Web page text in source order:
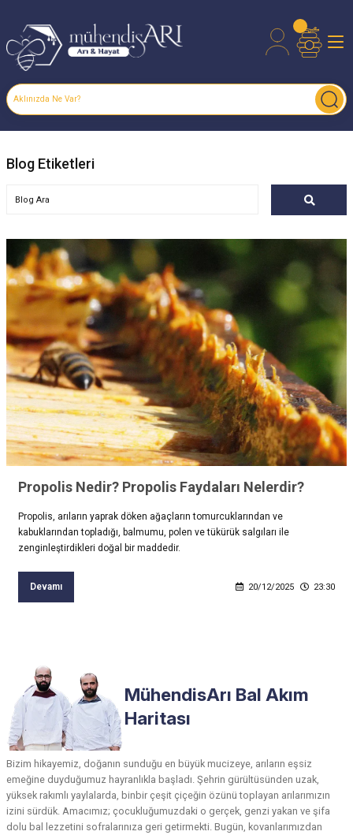
Blog Etiketleri
Propolis Nedir? Propolis Faydaları Nelerdir?
Propolis, arıların yaprak döken ağaçların tomurcuklarından ve
kabuklarından topladığı, balmumu, polen ve tükürük salgıları ile
zenginleştirdikleri doğal bir maddedir.
Devamı 20/12/2025 23:30
MühendisArı Bal Akım
Haritası
Bizim hikayemiz, doğanın sunduğu en büyük mucizeye, arıların eşsiz
emeğine duyduğumuz hayranlıkla başladı. Şehrin gürültüsünden uzak,
yüksek rakımlı yaylalarda, binbir çeşit çiçeğin özünü toplayan arılarımızın
izini sürdük. Amacımız; çocukluğumuzdaki o gerçek, genzi yakan ve şifa
dolu bal lezzetini sofralarınıza geri getirmekti. Bugün, kovanlarımızdan